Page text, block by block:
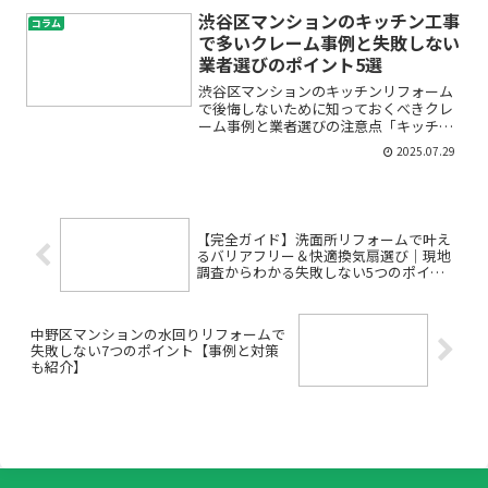
からず不安…」「DIYで流し台を取り外し
たいが、ガス配管や排...
コラム
渋谷区マンションのキッチン工事
で多いクレーム事例と失敗しない
業者選びのポイント5選
渋谷区マンションのキッチンリフォーム
で後悔しないために知っておくべきクレ
ーム事例と業者選びの注意点「キッチン
をもっと使いやすく、おしゃれにリフォ
ームしたい」と思いながらも、「失敗し
2025.07.29
【完全ガイド】洗面所リフォームで叶え
るバリアフリー＆快適換気扇選び｜現地
調査からわかる失敗しない5つのポイン
中野区マンションの水回りリフォームで
失敗しない7つのポイント【事例と対策
も紹介】